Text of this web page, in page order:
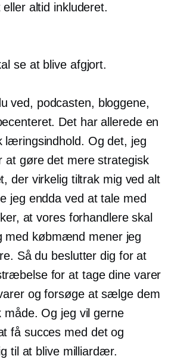
altid inkluderet.
se at blive afgjort.
ved, podcasten, bloggene,
Det har allerede en
læringsindhold. Og det, jeg
at gøre det mere strategisk
der virkelig tiltrak mig ved alt
jeg endda ved at tale med
at vores forhandlere skal
med købmænd mener jeg
Så du beslutter dig for at
for at tage dine varer
og forsøge at sælge dem
måde. Og jeg vil gerne
få succes med det og
til at blive milliardær.